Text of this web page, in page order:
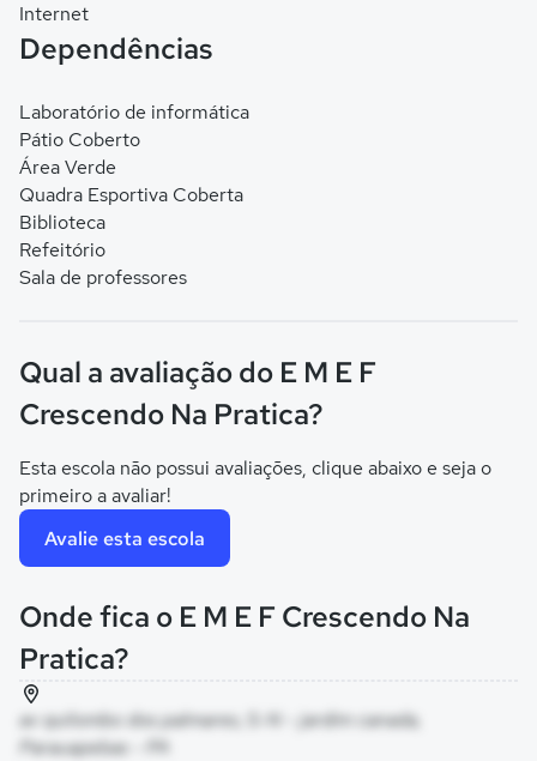
Internet
Dependências
Laboratório de informática
Pátio Coberto
Área Verde
Quadra Esportiva Coberta
Biblioteca
Refeitório
Sala de professores
Qual a avaliação do E M E F
Crescendo Na Pratica?
Esta escola não possui avaliações, clique abaixo e seja o
primeiro a avaliar!
Avalie esta escola
Onde fica o E M E F Crescendo Na
Pratica?
av quilombo dos palmares, S-N - jardim canada,
Parauapebas - PA